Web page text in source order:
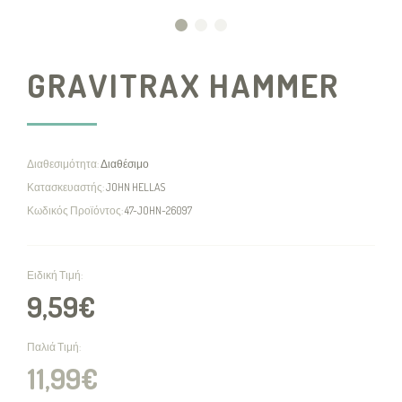
GRAVITRAX HAMMER
Διαθεσιμότητα:Διαθέσιμο
Κατασκευαστής:JOHN HELLAS
Κωδικός Προϊόντος:47-JOHN-26097
Ειδική Τιμή:
9,59€
Παλιά Τιμή:
11,99€